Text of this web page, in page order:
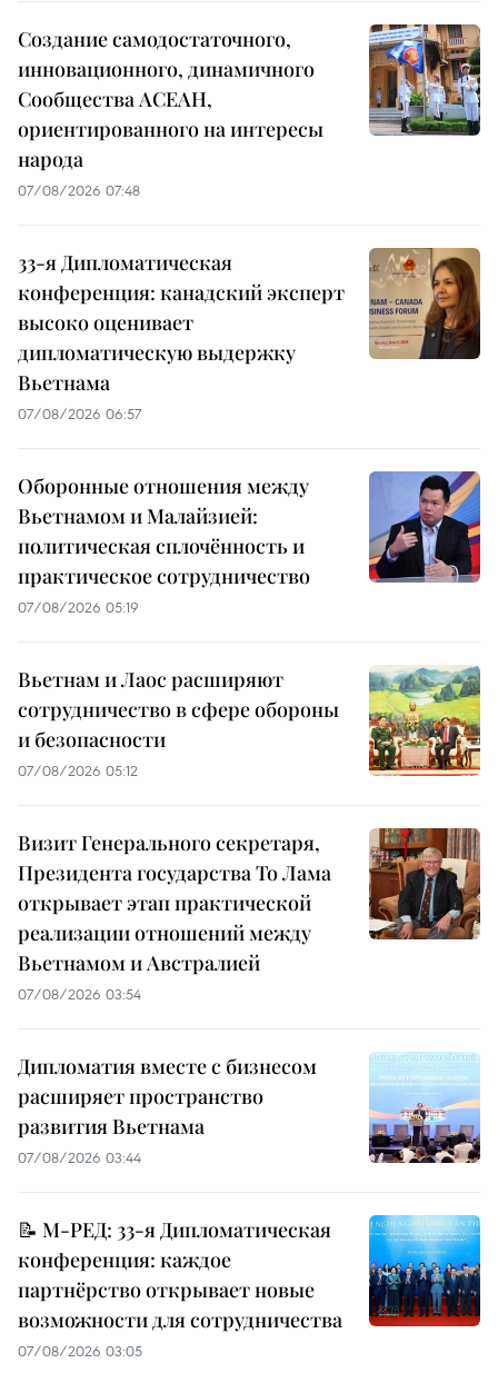
Создание самодостаточного,
инновационного, динамичного
Сообщества АСЕАН,
ориентированного на интересы
народа
07/08/2026 07:48
33-я Дипломатическая
конференция: канадский эксперт
высоко оценивает
дипломатическую выдержку
Вьетнама
07/08/2026 06:57
Оборонные отношения между
Вьетнамом и Малайзией:
политическая сплочённость и
практическое сотрудничество
07/08/2026 05:19
Вьетнам и Лаос расширяют
сотрудничество в сфере обороны
и безопасности
07/08/2026 05:12
Визит Генерального секретаря,
Президента государства То Лама
открывает этап практической
реализации отношений между
Вьетнамом и Австралией
07/08/2026 03:54
Дипломатия вместе с бизнесом
расширяет пространство
развития Вьетнама
07/08/2026 03:44
📝 М-РЕД: 33-я Дипломатическая
конференция: каждое
партнёрство открывает новые
возможности для сотрудничества
07/08/2026 03:05